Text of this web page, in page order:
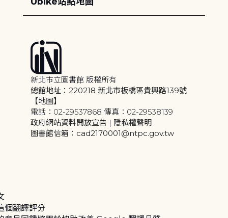
新北市立圖書館 版權所有
總館地址：220218 新北市板橋區貴興路139號
【地圖】
電話：02-29537868 傳真：02-29538139
政府網站資料開放宣告 | 隱私權聲明
圖書館信箱：cad2170001@ntpc.gov.tw
個翻譯評分